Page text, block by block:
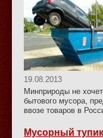
19.08.2013
Минприроды не
бытового мусора,
ввозе товаров в
Мусорный